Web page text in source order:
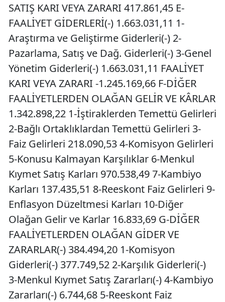
SATIŞ KARI VEYA ZARARI 417.861,45 E-
FAALİYET GİDERLERİ(-) 1.663.031,11 1-
Araştırma ve Geliştirme Giderleri(-) 2-
Pazarlama, Satış ve Dağ. Giderleri(-) 3-Genel
Yönetim Giderleri(-) 1.663.031,11 FAALİYET
KARI VEYA ZARARI -1.245.169,66 F-DİĞER
FAALİYETLERDEN OLAĞAN GELİR VE KÂRLAR
1.342.898,22 1-İştiraklerden Temettü Gelirleri
2-Bağlı Ortaklıklardan Temettü Gelirleri 3-
Faiz Gelirleri 218.090,53 4-Komisyon Gelirleri
5-Konusu Kalmayan Karşılıklar 6-Menkul
Kıymet Satış Karları 970.538,49 7-Kambiyo
Karları 137.435,51 8-Reeskont Faiz Gelirleri 9-
Enflasyon Düzeltmesi Karları 10-Diğer
Olağan Gelir ve Karlar 16.833,69 G-DİĞER
FAALİYETLERDEN OLAĞAN GİDER VE
ZARARLAR(-) 384.494,20 1-Komisyon
Giderleri(-) 377.749,52 2-Karşılık Giderleri(-)
3-Menkul Kıymet Satış Zararları(-) 4-Kambiyo
Zararları(-) 6.744,68 5-Reeskont Faiz